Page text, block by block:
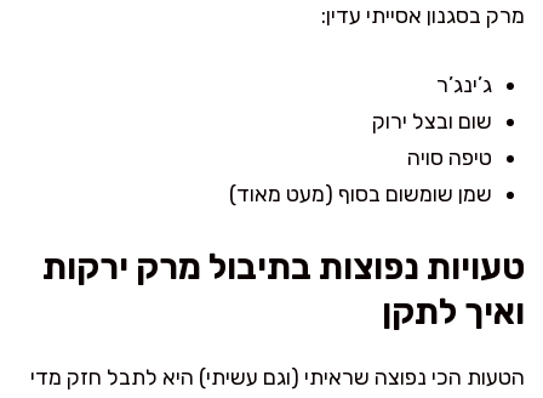
מרק בסגנון אסייתי עדין:
ג’ינג’ר
שום ובצל ירוק
טיפה סויה
שמן שומשום בסוף (מעט מאוד)
טעויות נפוצות בתיבול מרק ירקות
ואיך לתקן
הטעות הכי נפוצה שראיתי (וגם עשיתי) היא לתבל חזק מדי